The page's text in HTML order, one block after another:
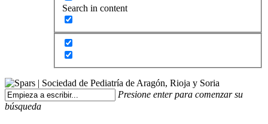
Search in content
Presione enter para comenzar su
búsqueda